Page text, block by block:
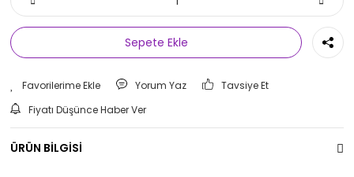
Sepete Ekle
Yorum Yaz
Tavsiye Et
Fiyatı Düşünce Haber Ver
ÜRÜN BİLGİSİ